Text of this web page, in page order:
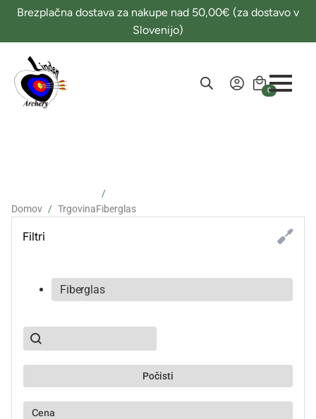
Brezplačna dostava za nakupe nad 50,00€ (za dostavo v
Slovenijo)
0
Domov TrgovinaFiberglas
Filtri
Aktivni filtri
Fiberglas
SubSearch
Search content
Počisti
Cena